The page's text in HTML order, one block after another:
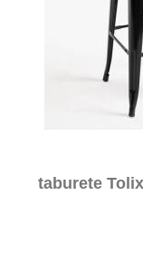
taburete